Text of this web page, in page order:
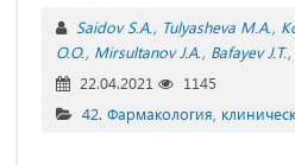
Saidov S.A. Tulyasheva M.A.
O.O. Mirsultanov J.A. Bafayev J.T.
22.04.2021
1145
42. Фармакология,